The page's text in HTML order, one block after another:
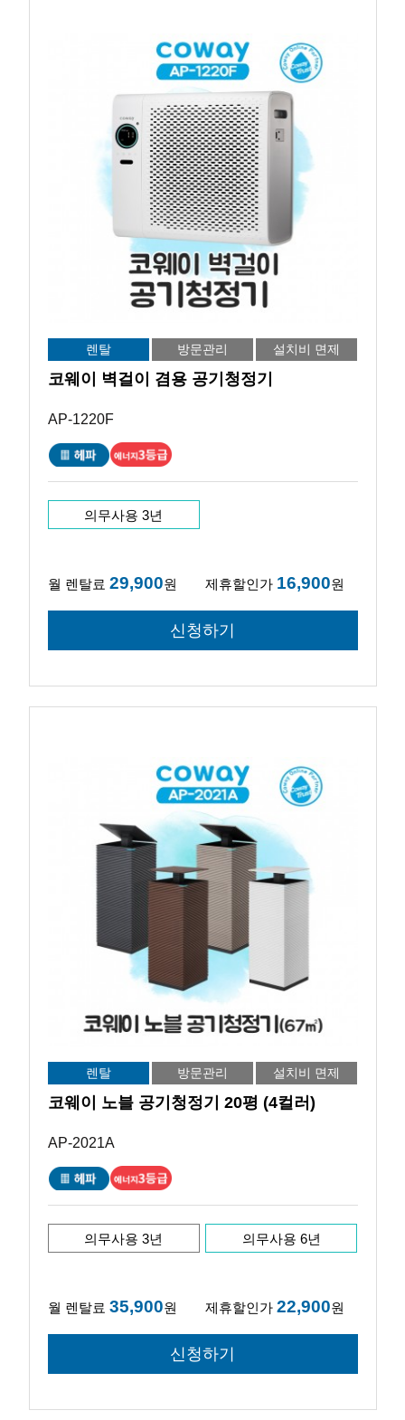
렌탈 방문관리 설치비 면제
코웨이 벽걸이 겸용 공기청정기
AP-1220F
의무사용 3년
월 렌탈료 29,900원 제휴할인가 16,900원
렌탈 방문관리 설치비 면제
코웨이 노블 공기청정기 20평 (4컬러)
AP-2021A
의무사용 3년 의무사용 6년
월 렌탈료 35,900원 제휴할인가22,900원